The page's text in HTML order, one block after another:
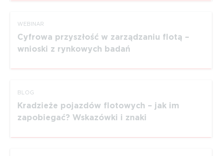
WEBINAR
Cyfrowa przyszłość w zarządzaniu flotą –
wnioski z rynkowych badań
BLOG
Kradzieże pojazdów flotowych – jak im
zapobiegać? Wskazówki i znaki